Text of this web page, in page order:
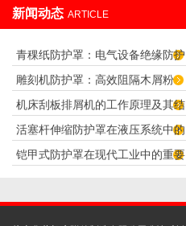
新闻动态 ARTICLE
青稞纸防护罩：电气设备绝缘防护
专用方案
雕刻机防护罩：高效阻隔木屑粉
尘，守护设备精度与安全
机床刮板排屑机的工作原理及其结
构分析
活塞杆伸缩防护罩在液压系统中的
应用
铠甲式防护罩在现代工业中的重要